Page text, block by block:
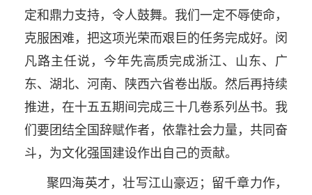
定和鼎力支持，令人鼓舞。我们一定不辱使命，
克服困难，把这项光荣而艰巨的任务完成好。闵
凡路主任说，今年先高质完成浙江、山东、广
东、湖北、河南、陕西六省卷出版。然后再持续
推进，在十五五期间完成三十几卷系列丛书。我
们要团结全国辞赋作者，依靠社会力量，共同奋
斗，为文化强国建设作出自己的贡献。
聚四海英才，壮写江山豪迈；留千章力作，